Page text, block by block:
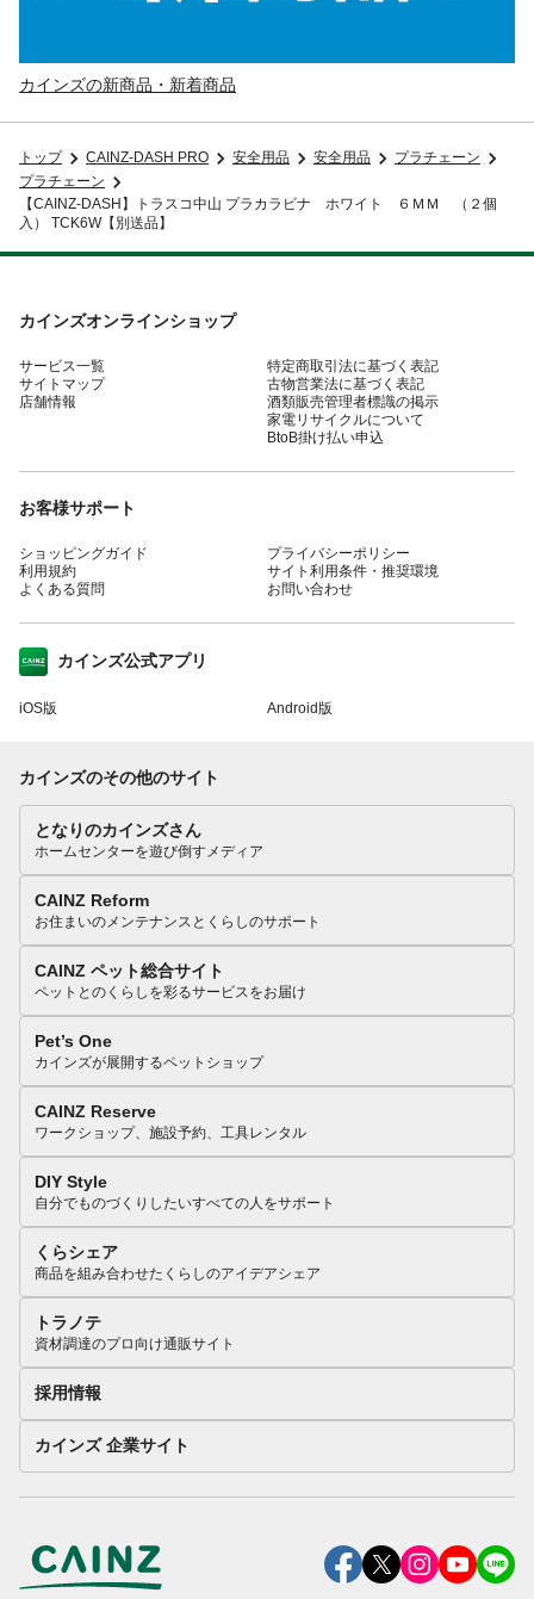
カインズの新商品・新着商品
トップ CAINZ-DASH PRO 安全用品 安全用品
プラチェーン
プラチェーン
【CAINZ-DASH】トラスコ中山 プラカラビナ ホワイト ６ＭＭ （２個
入） TCK6W【別送品】
カインズオンラインショップ
サービス一覧
サイトマップ
店舗情報
特定商取引法に基づく表記
古物営業法に基づく表記
酒類販売管理者標識の掲示
家電リサイクルについて
BtoB掛け払い申込
お客様サポート
ショッピングガイド
利用規約
よくある質問
プライバシーポリシー
サイト利用条件・推奨環境
お問い合わせ
カインズ公式アプリ
iOS版 Android版
カインズのその他のサイト
となりのカインズさん
ホームセンターを遊び倒すメディア
CAINZ Reform
お住まいのメンテナンスとくらしのサポート
CAINZ ペット総合サイト
ペットとのくらしを彩るサービスをお届け
Pet’s One
カインズが展開するペットショップ
CAINZ Reserve
ワークショップ、施設予約、工具レンタル
DIY Style
自分でものづくりしたいすべての人をサポート
くらシェア
商品を組み合わせたくらしのアイデアシェア
トラノテ
資材調達のプロ向け通販サイト
採用情報
カインズ 企業サイト